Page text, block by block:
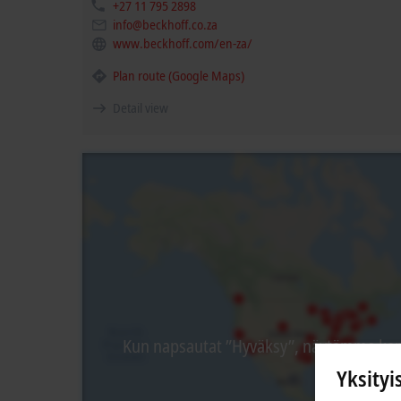
+27 11 795 2898
info@beckhoff.co.za
www.beckhoff.com/en-za/
Plan route (Google Maps)
Kun napsautat ”Hyväksy”, näytämme